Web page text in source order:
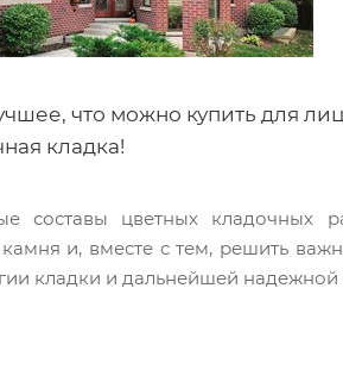
что можно купить для
кладка!
составы цветных кладочных
и, вместе с тем, решить
кладки и дальнейшей надежной